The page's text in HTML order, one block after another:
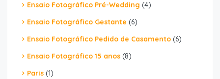
Ensaio Fotográfico Pré-Wedding (4)
Ensaio Fotográfico Gestante (6)
Ensaio Fotográfico Pedido de Casamento (6)
Ensaio Fotográfico 15 anos (8)
Paris (1)